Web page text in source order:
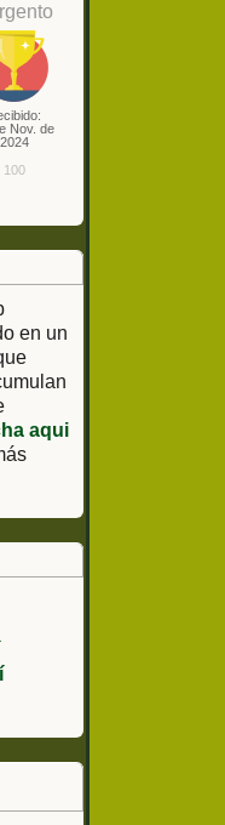
Nov. de
2024
100
en un
aqui